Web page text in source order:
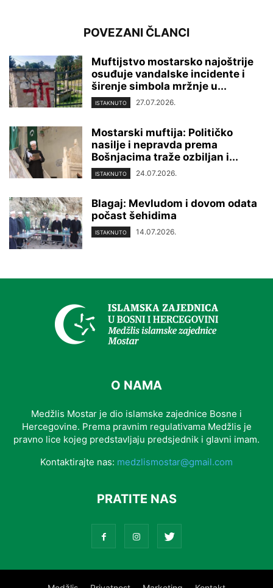
POVEZANI ČLANCI
Muftijstvo mostarsko najoštrije
osuđuje vandalske incidente i
širenje simbola mržnje u...
ISTAKNUTO 27.07.2026.
Mostarski muftija: Političko
nasilje i nepravda prema
Bošnjacima traže ozbiljan i...
ISTAKNUTO 24.07.2026.
Blagaj: Mevludom i dovom odata
počast šehidima
ISTAKNUTO 14.07.2026.
O NAMA
Medžlis Mostar je dio islamske zajednice Bosne i
Hercegovine. Prema pravnim regulativama Medžlis je
pravno lice kojeg predstavljaju predsjednik i glavni imam.
Kontaktirajte nas: medzlismostar@gmail.com
PRATITE NAS